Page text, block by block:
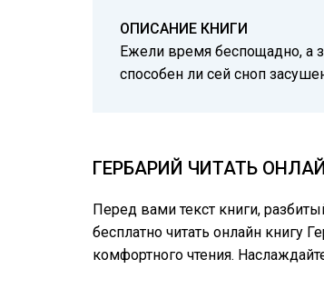
ОПИСАНИЕ КНИГИ
Ежели время беспощадно, а
способен ли сей сноп
ГЕРБАРИЙ ЧИТАТЬ
Перед вами текст книги,
бесплатно читать онлайн книгу
комфортного чтения.